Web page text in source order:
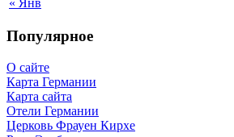
Популярное
О сайте
Карта Германии
Карта сайта
Отели Германии
Церковь Фрауен Кирхе